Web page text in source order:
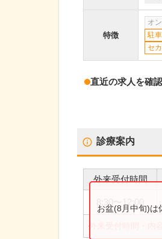
特徴
オ
駐
セ
直近の求人を確
診療案内
外来受付時間
8:30 12:00
外来受付時間・内
お盆(8月中旬)は